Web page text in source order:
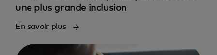
une plus grande inclusion
En savoir plus